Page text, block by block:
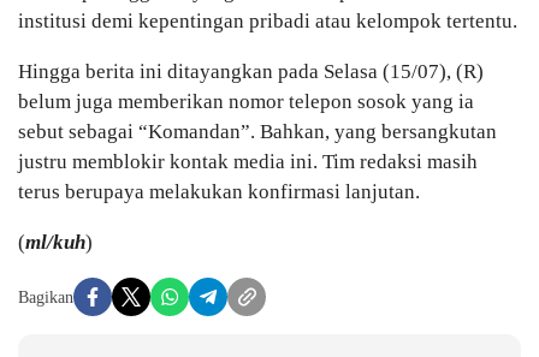
institusi demi kepentingan pribadi atau kelompok tertentu.
Hingga berita ini ditayangkan pada Selasa (15/07), (R)
belum juga memberikan nomor telepon sosok yang ia
sebut sebagai “Komandan”. Bahkan, yang bersangkutan
justru memblokir kontak media ini. Tim redaksi masih
terus berupaya melakukan konfirmasi lanjutan.
(ml/kuh)
Bagikan